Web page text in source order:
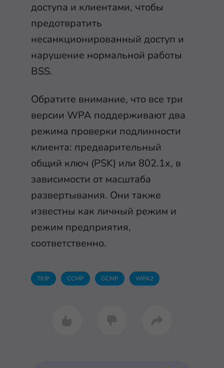
доступа и клиентами, чтобы
предотвратить
несанкционированный доступ и
нарушение нормальной работы
BSS.
Обратите внимание, что все три
версии WPA поддерживают два
режима проверки подлинности
клиента: предварительный
общий ключ (PSK) или 802.1x, в
зависимости от масштаба
развертывания. Они также
известны как личный режим и
режим предприятия,
соответственно.
TKIP CCMP GCMP WPA2